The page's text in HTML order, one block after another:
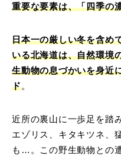
重要な要素は、「四季の
日本一の厳しい冬を含め
いる北海道は、自然環境
生動物の息づかいを身近
ド。
近所の裏山に一歩足を踏
エゾリス、キタキツネ、
も…。この野生動物との